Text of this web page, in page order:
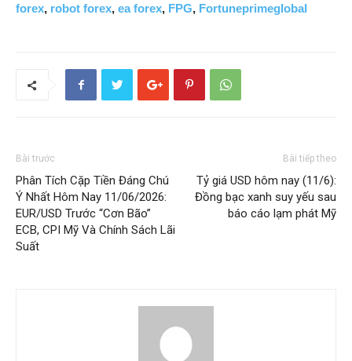
forex, robot forex, ea forex, FPG, Fortuneprimeglobal
Bài trước
Phân Tích Cặp Tiền Đáng Chú
Ý Nhất Hôm Nay 11/06/2026:
EUR/USD Trước “Cơn Bão”
ECB, CPI Mỹ Và Chính Sách Lãi
Suất
Bài tiếp theo
Tỷ giá USD hôm nay (11/6):
Đồng bạc xanh suy yếu sau
báo cáo lạm phát Mỹ